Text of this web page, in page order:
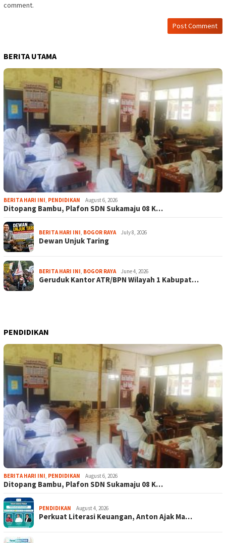
comment.
BERITA UTAMA
BERITA HARI INI, PENDIDIKAN August 6, 2026
Ditopang Bambu, Plafon SDN Sukamaju 08 K…
BERITA HARI INI, BOGOR RAYA July 8, 2026
Dewan Unjuk Taring
BERITA HARI INI, BOGOR RAYA June 4, 2026
Geruduk Kantor ATR/BPN Wilayah 1 Kabupat…
PENDIDIKAN
BERITA HARI INI, PENDIDIKAN August 6, 2026
Ditopang Bambu, Plafon SDN Sukamaju 08 K…
PENDIDIKAN August 4, 2026
Perkuat Literasi Keuangan, Anton Ajak Ma…